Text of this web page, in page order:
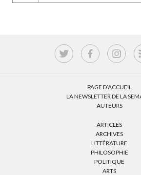
PAGE D’ACCUEIL
LA NEWSLETTER DE LA
AUTEURS
ARTICLES
ARCHIVES
LITTÉRATURE
PHILOSOPHIE
POLITIQUE
ARTS